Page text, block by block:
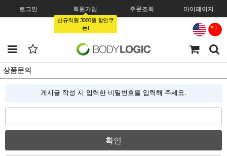
로그인 회원가입
신규회원 3000원 할인쿠
폰!
주문조회 마이페이지
상품문의
게시글 작성 시 입력한 비밀번호를 입력해 주세요.
확인